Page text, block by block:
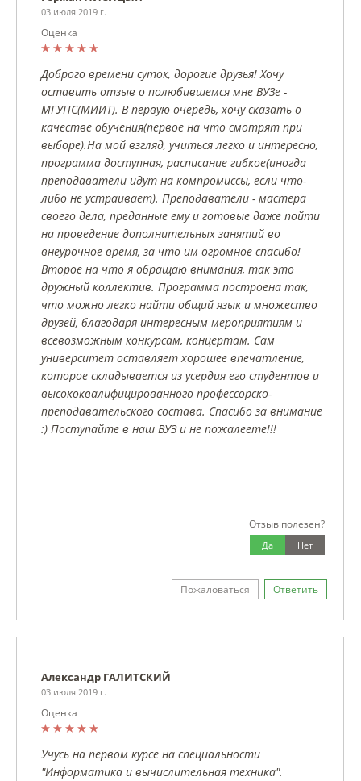
03 июля 2019 г.
Оценка
Доброго времени суток, дорогие друзья! Хочу
оставить отзыв о полюбившемся мне ВУЗе -
МГУПС(МИИТ). В первую очередь, хочу сказать о
качестве обучения(первое на что смотрят при
выборе).На мой взгляд, учиться легко и интересно,
программа доступная, расписание гибкое(иногда
преподаватели идут на компромиссы, если что-
либо не устраивает). Преподаватели - мастера
своего дела, преданные ему и готовые даже пойти
на проведение дополнительных занятий во
внеурочное время, за что им огромное спасибо!
Второе на что я обращаю внимания, так это
дружный коллектив. Программа построена так,
что можно легко найти общий язык и множество
друзей, благодаря интересным мероприятиям и
всевозможным конкурсам, концертам. Сам
университет оставляет хорошее впечатление,
которое складывается из усердия его студентов и
высококвалифицированного профессорско-
преподавательского состава. Спасибо за внимание
:) Поступайте в наш ВУЗ и не пожалеете!!!
Отзыв полезен?
Нет
Да
Пожаловаться Ответить
Александр ГАЛИТСКИЙ
03 июля 2019 г.
Оценка
Учусь на первом курсе на специальности
"Информатика и вычислительная техника".